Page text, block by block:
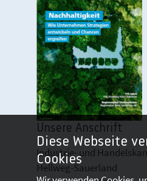
Unsere Anschrift
Industrie- und
Hellweg-Sauerland
Diese Webseite
Cookies